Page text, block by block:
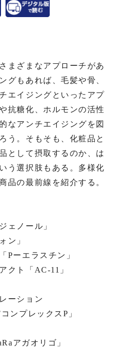
まざまなアプローチがあ
グもあれば、毛髪や骨、
エイジングといったアプ
抗糖化、ホルモンの活性
なアンチエイジングを図
う。そもそも、化粧品と
として摂取するのか、は
う選択肢もある。多様化
品の最前線を紹介する。
ェノール」
ン」
Pーエラスチン」
クト「AC-11」
ーション
ンプレックスP」
アガオリゴ」